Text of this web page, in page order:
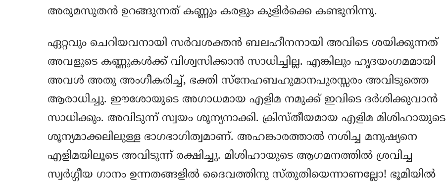
അരുമസുതന്‍ ഉറങ്ങുന്നത് കണ്ണും കരളും കുളിര്‍ക്കെ കണ്ടുനിന്നു.
ഏറ്റവും ചെറിയവനായി സര്‍വശക്തന്‍ ബലഹീനനായി അവിടെ ശയിക്കുന്നത്
അവളുടെ കണ്ണുകള്‍ക്ക് വിശ്വസിക്കാന്‍ സാധിച്ചില്ല. എങ്കിലും ഹൃദയംഗമമായി
അവള്‍ അതു അംഗീകരിച്ച്, ഭക്തി സ്നേഹബഹുമാനപുരസ്സരം അവിടുത്തെ
ആരാധിച്ചു. ഈശോയുടെ അഗാധമായ എളിമ നമുക്ക് ഇവിടെ ദര്‍ശിക്കുവാന്‍
സാധിക്കും. അവിടുന്ന്‍‍ സ്വയം ശൂന്യനാക്കി. ക്രിസ്തീയമായ എളിമ മിശിഹായുടെ
ശൂന്യമാക്കലിലുള്ള ഭാഗഭാഗിത്വമാണ്. അഹങ്കാരത്താല്‍ നശിച്ച മനുഷ്യനെ
എളിമയിലൂടെ അവിടുന്ന്‍ രക്ഷിച്ചു. മിശിഹായുടെ ആഗമനത്തില്‍ ശ്രവിച്ച
സ്വര്‍ഗ്ഗീയ ഗാനം ഉന്നതങ്ങളില്‍ ദൈവത്തിനു സ്തുതിയെന്നാണല്ലോ! ഭൂമിയില്‍